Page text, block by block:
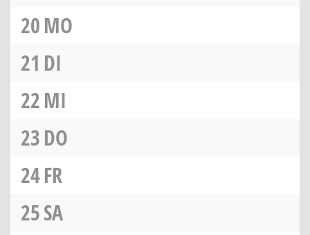
20MO
21 DI
22MI
23DO
24FR
25SA